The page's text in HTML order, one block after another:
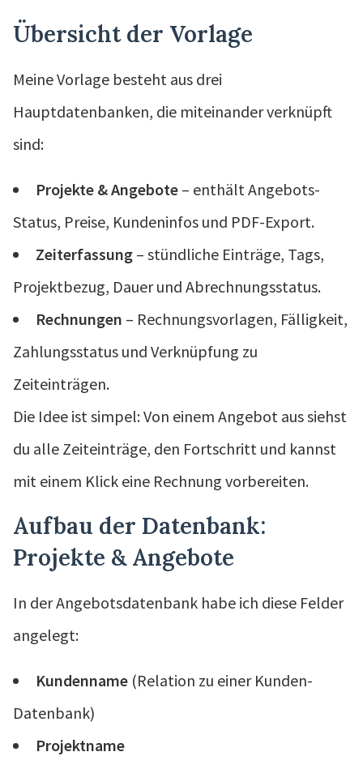
Übersicht der Vorlage
Meine Vorlage besteht aus drei
Hauptdatenbanken, die miteinander verknüpft
sind:
Projekte & Angebote – enthält Angebots-
Status, Preise, Kundeninfos und PDF-Export.
Zeiterfassung – stündliche Einträge, Tags,
Projektbezug, Dauer und Abrechnungsstatus.
Rechnungen – Rechnungsvorlagen, Fälligkeit,
Zahlungsstatus und Verknüpfung zu
Zeiteinträgen.
Die Idee ist simpel: Von einem Angebot aus siehst
du alle Zeiteinträge, den Fortschritt und kannst
mit einem Klick eine Rechnung vorbereiten.
Aufbau der Datenbank:
Projekte & Angebote
In der Angebotsdatenbank habe ich diese Felder
angelegt:
Kundenname (Relation zu einer Kunden-
Datenbank)
Projektname